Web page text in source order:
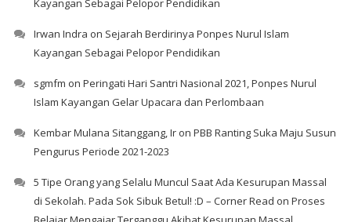
Kayangan Sebagai Pelopor Pendidikan
Irwan Indra on Sejarah Berdirinya Ponpes Nurul Islam
Kayangan Sebagai Pelopor Pendidikan
sgmfm on Peringati Hari Santri Nasional 2021, Ponpes Nurul
Islam Kayangan Gelar Upacara dan Perlombaan
Kembar Mulana Sitanggang, Iron PBB Ranting Suka Maju Susun
Pengurus Periode 2021-2023
5 Tipe Orang yang Selalu Muncul Saat Ada Kesurupan Massal
di Sekolah. Pada Sok Sibuk Betul! :D – Corner Read on Proses